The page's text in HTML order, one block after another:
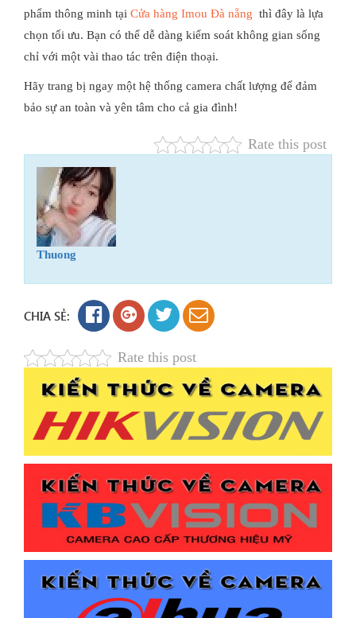
phẩm thông minh tại Cửa hàng Imou Đà nẵng thì đây là lựa
chọn tối ưu. Bạn có thể dễ dàng kiểm soát không gian sống
chỉ với một vài thao tác trên điện thoại.
Hãy trang bị ngay một hệ thống camera chất lượng để đảm
bảo sự an toàn và yên tâm cho cả gia đình!
Rate this post
Thuong
CHIA SẺ:
Rate this post